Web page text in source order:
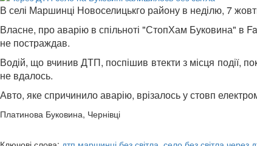
В селі Маршинці Новоселицькго району в неділю, 7
Власне, про аварію в спільноті "СтопХам Буковина" в
не постраждав.
Водій, що вчинив ДТП, поспішив втекти з місця події,
не вдалось.
Авто, яке спричинило аварію, врізалось у стовп
Платинова Буковина, Чернівці